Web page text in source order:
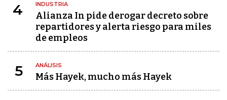
4 INDUSTRIA
Alianza In pide derogar decreto sobre
repartidores y alerta riesgo para miles
de empleos
5 ANÁLISIS
Más Hayek, mucho más Hayek